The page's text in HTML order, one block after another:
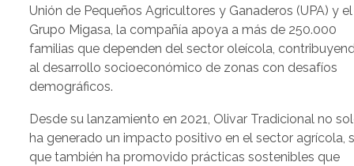
Unión de Pequeños Agricultores y Ganaderos (UPA) y el
Grupo Migasa, la compañía apoya a más de 250.000
familias que dependen del sector oleícola,
al desarrollo socioeconómico de zonas con desafíos
demográficos.
Desde su lanzamiento en 2021, Olivar Tradicional no
ha generado un impacto positivo en el sector agrícola,
que también ha promovido prácticas sostenibles que